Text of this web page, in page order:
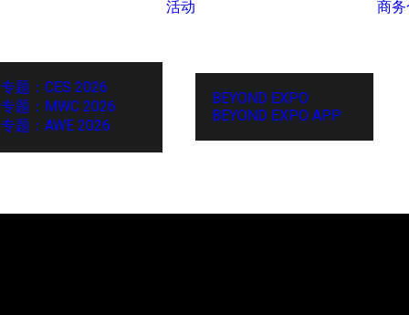
专题：CES 2026
专题：MWC 2026
专题：AWE 2026
活动
BEYOND EXPO
BEYOND EXPO APP
商